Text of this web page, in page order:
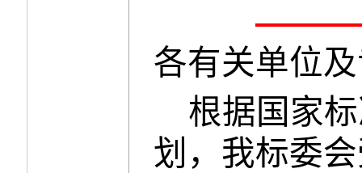
各有关单位及
根据 国家
划， 我标委